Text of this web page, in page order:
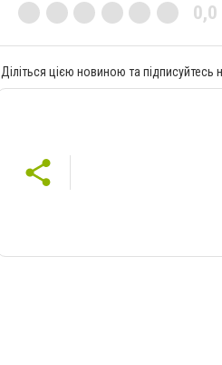
0,0
Діліться цією новиною та підписуйтесь